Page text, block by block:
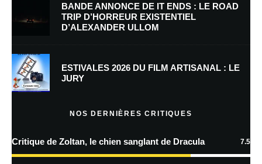
Enregistrer mon nom, mon e-mail et mon site dans le navigateur pour
Prévenez-moi de tous les nouveaux commentaires par e-mail.
Prévenez-moi de tous les nouveaux articles par e-mail.
En savoir
BANDE ANNONCE DE IT ENDS : LE ROAD
TRIP D’HORREUR EXISTENTIEL
D’ALEXANDER ULLOM
ESTIVALES 2026 DU FILM ARTISANAL : LE
JURY
NOS DERNIÈRES CRITIQUES
Critique de Zoltan, le chien sanglant de Dracula 7.5